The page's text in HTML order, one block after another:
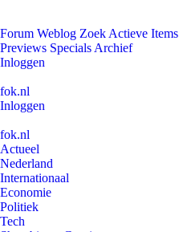
Forum Weblog Zoek Actieve Items
Previews Specials Archief
Inloggen
fok.nl
Inloggen
fok.nl
Actueel
Nederland
Internationaal
Economie
Politiek
Tech